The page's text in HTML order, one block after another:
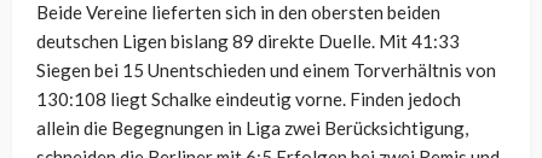
Beide Vereine lieferten sich in den obersten beiden
deutschen Ligen bislang 89 direkte Duelle. Mit 41:33
Siegen bei 15 Unentschieden und einem Torverhältnis von
130:108 liegt Schalke eindeutig vorne. Finden jedoch
allein die Begegnungen in Liga zwei Berücksichtigung,